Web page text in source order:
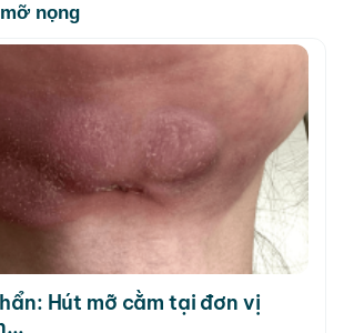
nọng
Hút mỡ cằm tại đơn vị